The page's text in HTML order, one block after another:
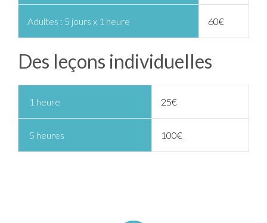
Adultes : 5 jours x 1 heure 60€
Des leçons individuelles
1 heure 25€
5 heures 100€